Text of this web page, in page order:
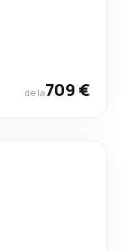
de la709 €